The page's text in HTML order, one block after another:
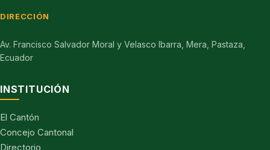
DIRECCIÓN
Av. Francisco Salvador Moral y Velasco Ibarra, Mera, Pastaza,
Ecuador
INSTITUCIÓN
El Cantón
Concejo Cantonal
Directorio